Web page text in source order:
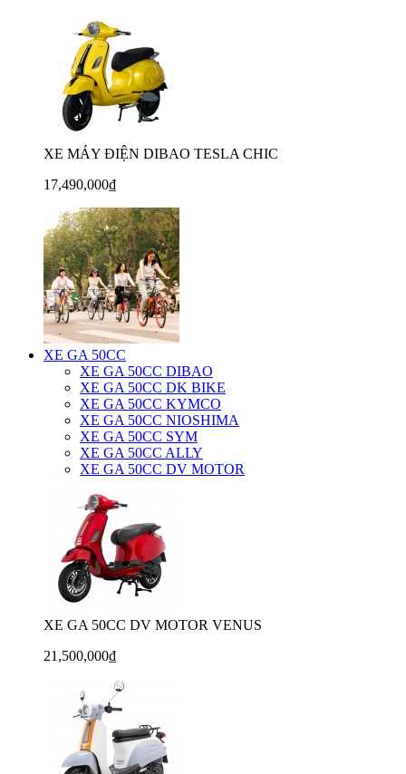
XE MÁY ĐIỆN DIBAO TESLA CHIC
17,490,000₫
XE GA 50CC
XE GA 50CC DIBAO
XE GA 50CC DK BIKE
XE GA 50CC KYMCO
XE GA 50CC NIOSHIMA
XE GA 50CC SYM
XE GA 50CC ALLY
XE GA 50CC DV MOTOR
XE GA 50CC DV MOTOR VENUS
21,500,000₫